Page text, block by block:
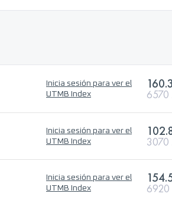
Inicia sesión para ver el
UTMB Index
6570
Inicia sesión para ver el
UTMB Index
3070
Inicia sesión para ver el
UTMB Index